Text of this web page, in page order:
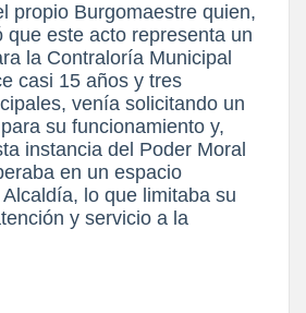
propio Burgomaestre quien,
que este acto representa un
la Contraloría Municipal
casi 15 años y tres
venía solicitando un
su funcionamiento y,
instancia del Poder Moral
en un espacio
lo que limitaba su
y servicio a la